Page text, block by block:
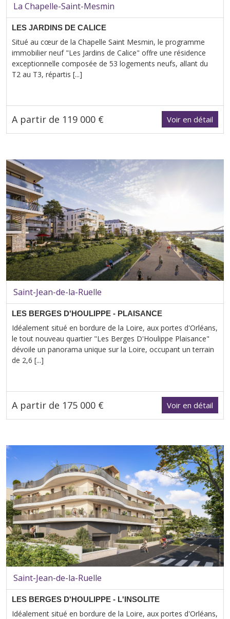
La Chapelle-Saint-Mesmin
LES JARDINS DE CALICE
Situé au cœur de la Chapelle Saint Mesmin, le programme
immobilier neuf "Les Jardins de Calice" offre une résidence
exceptionnelle composée de 53 logements neufs, allant du
T2 au T3, répartis [...]
A partir de 119 000 € Voir en détail
Saint-Jean-de-la-Ruelle
LES BERGES D'HOULIPPE - PLAISANCE
Idéalement situé en bordure de la Loire, aux portes d'Orléans,
le tout nouveau quartier "Les Berges D'Houlippe Plaisance"
dévoile un panorama unique sur la Loire, occupant un terrain
de 2,6 [...]
A partir de 175 000 € Voir en détail
Saint-Jean-de-la-Ruelle
LES BERGES D'HOULIPPE - L'INSOLITE
Idéalement situé en bordure de la Loire, aux portes d'Orléans,